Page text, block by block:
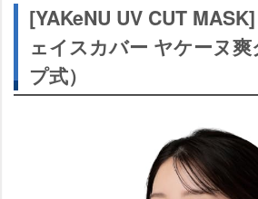
[YAKeNU UV CUT
ェイスカバー ヤケーヌ
プ式）